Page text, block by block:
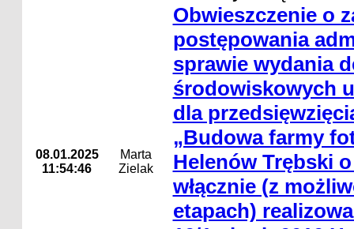
08.01.2025
11:54:46
Marta
Zielak
Obwieszczenie o
postępowania
sprawie wydania
środowiskowych
dla
„Budowa farmy
Helenów Trębski
włącznie (z
etapach)